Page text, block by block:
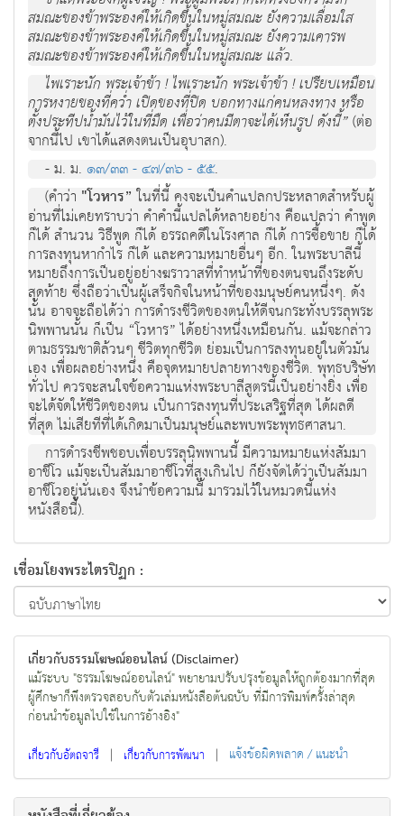
สมณะของข้าพระองค์ให้เกิดขึ้นในหมู่สมณะ ยังความเลื่อมใส
สมณะของข้าพระองค์ให้เกิดขึ้นในหมู่สมณะ ยังความเคารพ
สมณะของข้าพระองค์ให้เกิดขึ้นในหมู่สมณะ แล้ว.
ไพเราะนัก พระเจ้าข้า ! ไพเราะนัก พระเจ้าข้า ! เปรียบเหมือน
การหงายของที่คว่ำ เปิดของที่ปิด บอกทางแก่คนหลงทาง หรือ
ตั้งประทีปน้ำมันไว้ในที่มืด เพื่อว่าคนมีตาจะได้เห็นรูป ดังนี้”(ต่อ
จากนี้ไป เขาได้แสดงตนเป็นอุบาสก).
- ม. ม.๑๓/๓๓ - ๔๗/๓๖ - ๕๕.
(คำว่า "โวหาร” ในที่นี้ คงจะเป็นคำแปลกประหลาดสำหรับผู้
อ่านที่ไม่เคยทราบว่า คำคำนี้แปลได้หลายอย่าง คือแปลว่า คำพูด
ก็ได้ สำนวน วิธีพูด ก็ได้ อรรถคดีในโรงศาล ก็ได้ การซื้อขาย ก็ได้
การลงทุนหากำไร ก็ได้ และความหมายอื่นๆ อีก. ในพระบาลีนี้
หมายถึงการเป็นอยู่อย่างฆราวาสที่ทำหน้าที่ของตนจนถึงระดับ
สุดท้าย ซึ่งถือว่าเป็นผู้เสร็จกิจในหน้าที่ของมนุษย์คนหนึ่งๆ. ดัง
นั้น อาจจะถือได้ว่า การดำรงชีวิตของตนให้ดีจนกระทั่งบรรลุพระ
นิพพานนั้น ก็เป็น “โวหาร” ได้อย่างหนึ่งเหมือนกัน. แม้จะกล่าว
ตามธรรมชาติล้วนๆ ชีวิตทุกชีวิต ย่อมเป็นการลงทุนอยู่ในตัวมัน
เอง เพื่อผลอย่างหนึ่ง คือจุดหมายปลายทางของชีวิต. พุทธบริษัท
ทั่วไป ควรจะสนใจข้อความแห่งพระบาลีสูตรนี้เป็นอย่างยิ่ง เพื่อ
จะได้จัดให้ชีวิตของตน เป็นการลงทุนที่ประเสริฐที่สุด ได้ผลดี
ที่สุด ไม่เสียทีที่ได้เกิดมาเป็นมนุษย์และพบพระพุทธศาสนา.
การดำรงชีพชอบเพื่อบรรลุนิพพานนี้ มีความหมายแห่งสัมมา
อาชีโว แม้จะเป็นสัมมาอาชีโวที่สูงเกินไป ก็ยังจัดได้ว่าเป็นสัมมา
อาชีโวอยู่นั่นเอง จึงนำข้อความนี้ มารวมไว้ในหมวดนี้แห่ง
หนังสือนี้).
เชื่อมโยงพระไตรปิฏก :
เกี่ยวกับธรรมโฆษณ์ออนไลน์ (Disclaimer)
แม้ระบบ "ธรรมโฆษณ์ออนไลน์" พยายามปรับปรุงข้อมูลให้ถูกต้องมากที่สุด
ผู้ศึกษาก็พึงตรวจสอบกับตัวเล่มหนังสือต้นฉบับ ที่มีการพิมพ์ครั้งล่าสุด
ก่อนนำข้อมูลไปใช้ในการอ้างอิง"
เกี่ยวกับอัตถจารี | เกี่ยวกับการพัฒนา | แจ้งข้อผิดพลาด / แนะนำ